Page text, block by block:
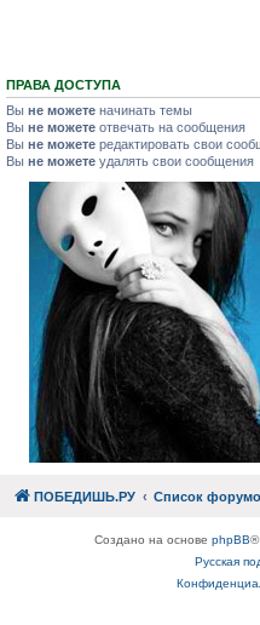
ПРАВА ДОСТУПА
Вы не можете начинать темы
Вы не можете отвечать на сообщения
Вы не можете редактировать свои
Вы не можете удалять свои сообщения
ПОБЕДИШЬ.РУ Список
Создано на основе phpBB®
Русская